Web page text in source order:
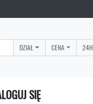
DZIAŁ CENA
SIĘ